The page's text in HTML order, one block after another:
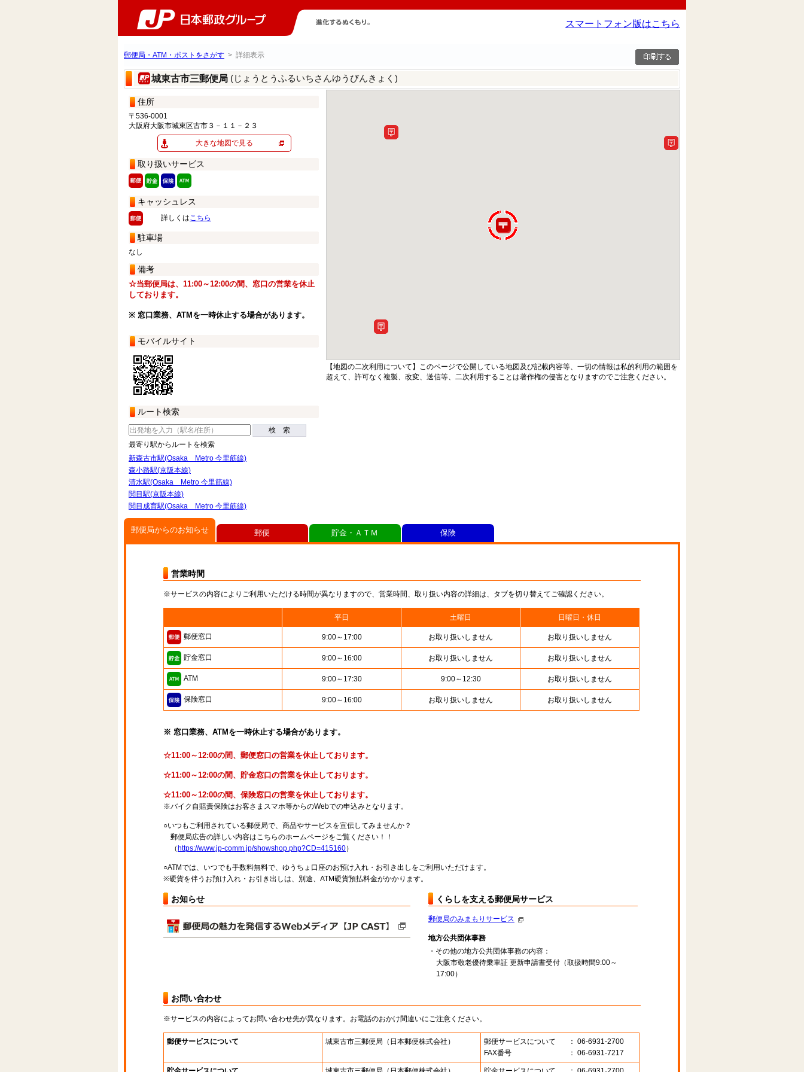
スマートフォン版はこちら
郵便局・ATM・ポストをさがす > 詳細表示
城東古市三郵便局 (じょうとうふるいちさんゆうびんきょく)
住所
〒536-0001
大阪府大阪市城東区古市３－１１－２３
大きな地図で見る
取り扱いサービス
キャッシュレス
詳しくはこちら
駐車場
なし
備考
☆当郵便局は、11:00～12:00の間、窓口の営業を休止
しております。
※ 窓口業務、ATMを一時休止する場合があります。
モバイルサイト
ルート検索
検 索
最寄り駅からルートを検索
新森古市駅(Osaka Metro 今里筋線)
森小路駅(京阪本線)
清水駅(Osaka Metro 今里筋線)
関目駅(京阪本線)
関目成育駅(Osaka Metro 今里筋線)
【地図の二次利用について】このページで公開している地図及び記載内容等、一切の情報は私的利用の範囲を
超えて、許可なく複製、改変、送信等、二次利用することは著作権の侵害となりますのでご注意ください。
郵便局からのお知らせ
営業時間
※サービスの内容によりご利用いただける時間が異なりますので、営業時間、取り扱い内容の詳細は、タブを切り替えてご確認ください。
平日 土曜日 日曜日・休日
郵便窓口 9:00～17:00 お取り扱いしません お取り扱いしません
貯金窓口 9:00～16:00 お取り扱いしません お取り扱いしません
ATM 9:00～17:30 9:00～12:30 お取り扱いしません
保険窓口 9:00～16:00 お取り扱いしません お取り扱いしません
※ 窓口業務、ATMを一時休止する場合があります。
☆11:00～12:00の間、郵便窓口の営業を休止しております。
☆11:00～12:00の間、貯金窓口の営業を休止しております。
☆11:00～12:00の間、保険窓口の営業を休止しております。
※バイク自賠責保険はお客さまスマホ等からのWebでの申込みとなります。
○いつもご利用されている郵便局で、商品やサービスを宣伝してみませんか？
郵便局広告の詳しい内容はこちらのホームページをご覧ください！！
（ https://www.jp-comm.jp/showshop.php?CD=415160）
○ATMでは、いつでも手数料無料で、ゆうちょ口座のお預け入れ・お引き出しをご利用いただけます。
※硬貨を伴うお預け入れ・お引き出しは、別途、ATM硬貨預払料金がかかります。
お知らせ くらしを支える郵便局サービス
郵便局のみまもりサービス
地方公共団体事務
・その他の地方公共団体事務の内容：
大阪市敬老優待乗車証 更新申請書受付（取扱時間9:00～
17:00）
お問い合わせ
※サービスの内容によってお問い合わせ先が異なります。お電話のおかけ間違いにご注意ください。
郵便サービスについて 城東古市三郵便局 （日本郵便株式会社） 郵便サービスについて
： 06-6931-2700
FAX番号
： 06-6931-7217
郵便 貯金・ＡＴＭ 保険